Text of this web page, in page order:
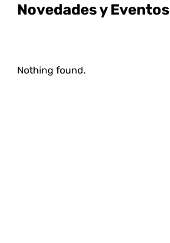
Novedades y Eventos
Nothing found.